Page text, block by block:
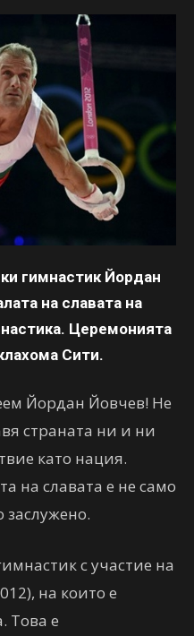
гимнастик Йордан
на славата на
Церемонията
Сити.
Йордан Йовчев! Не
страната ни и ни
като нация.
на славата е не само
с участие на
на които е
Това е